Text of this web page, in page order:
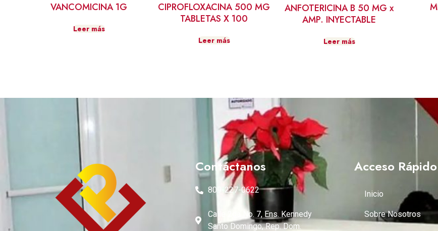
VANCOMICINA 1G
Leer más
CIPROFLOXACINA 500 MG
TABLETAS X 100
Leer más
ANFOTERICINA B 50 MG x
AMP. INYECTABLE
Leer más
Contáctanos
809-227-0622
Calle 2da No. 7, Ens. Kennedy
Santo Domingo, Rep. Dom.
Acceso Rápido
Inicio
Sobre Nosotros